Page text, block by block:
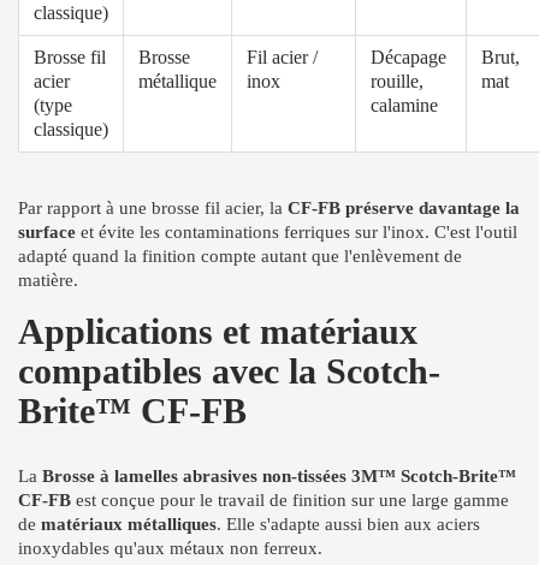
classique)
Brosse fil
acier
(type
classique)
Brosse
métallique
Fil acier /
inox
Décapage
rouille,
calamine
Brut,
mat
Par rapport à une brosse fil acier, la CF-FB préserve davantage la
surface et évite les contaminations ferriques sur l'inox. C'est l'outil
adapté quand la finition compte autant que l'enlèvement de
matière.
Applications et matériaux
compatibles avec la Scotch-
Brite™ CF-FB
La Brosse à lamelles abrasives non-tissées 3M™ Scotch-Brite™
CF-FB est conçue pour le travail de finition sur une large gamme
de matériaux métalliques. Elle s'adapte aussi bien aux aciers
inoxydables qu'aux métaux non ferreux.